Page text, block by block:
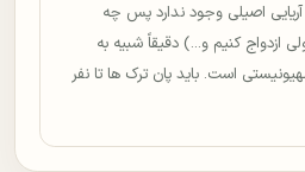
اصیلی وجود ندارد پس چه
ازدواج کنیم و...) دقیقاً شبیه به
است. باید پان ترک ها تا نفر